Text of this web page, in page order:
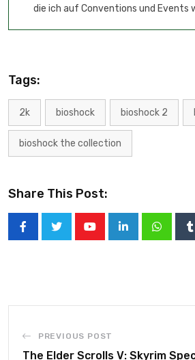
die ich auf Conventions und
Tags:
2k bioshock bioshock 2
bioshock the collection
Share This Post:
PREVIOUS POST
The Elder Scrolls V: Skyrim